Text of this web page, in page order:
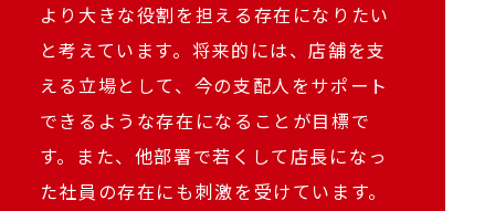
より大きな役割を担える存在になりたい
と考えています。将来的には、店舗を支
える立場として、今の支配人をサポート
できるような存在になることが目標で
す。また、他部署で若くして店長になっ
た社員の存在にも刺激を受けています。